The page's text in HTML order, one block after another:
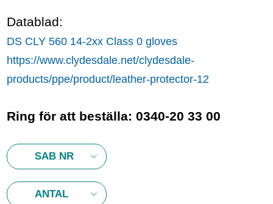
Datablad:
DS CLY 560 14-2xx Class 0 gloves
https://www.clydesdale.net/clydesdale-
products/ppe/product/leather-protector-12
Ring för att beställa: 0340-20 33 00